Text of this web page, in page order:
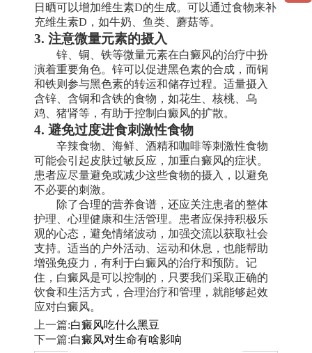
日晒可以增加维生素D的生成。可以通过食物来补
充维生素D，如牛奶、鱼类、蘑菇等。
3. 注意微量元素的摄入
锌、铜、铁等微量元素在白癜风的治疗中扮
演着重要角色。锌可以促进黑色素的合成，而铜
和铁则参与黑色素的转运和储存过程。适量摄入
含锌、含铜和含铁的食物，如花生、核桃、乌
鸡、猪肾等，有助于控制白癜风的扩散。
4. 避免过度进食刺激性食物
辛辣食物、海鲜、酒精和咖啡等刺激性食物
可能会引起皮肤过敏反应，加重白癜风的症状。
患者应尽量避免或减少这些食物的摄入，以避免
不必要的刺激。
除了合理的营养食谱，还应关注患者的整体
护理、心理健康和生活管理。患者应保持积极乐
观的心态，避免情绪波动，加强交流以获取社会
支持。适当的户外活动、运动和休息，也能帮助
增强免疫力，有利于白癜风的治疗和预防。记
住，白癜风是可以控制的，只要我们采取正确的
饮食和生活方式，合理治疗和管理，就能够起效
应对白癜风。
上一篇:白癜风吃什么黑豆
下一篇:白癜风对生命有啥影响